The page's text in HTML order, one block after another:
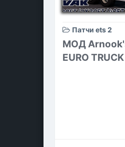
Патчи ets 2
МОД
EURO